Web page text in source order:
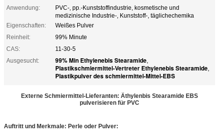
Anwendung:
PVC-, pp.-Kunststoffindustrie, kosmetische und
medizinische Industrie-, Kunststoff-, täglichechemika
Eigenschaften:
Weißes Pulver
Reinheit:
99% Minute
CAS:
11-30-5
Ausgesucht:
99% Min Ethylenebis Stearamide,
Plastikschmiermittel-Vertreter Ethylenebis Stearamide,
Plastikpulver des schmiermittel-Mittel-EBS
Externe Schmiermittel-Lieferanten: Äthylenbis Stearamide EBS
pulverisieren für PVC
Auftritt und Merkmale: Perle oder Pulver: